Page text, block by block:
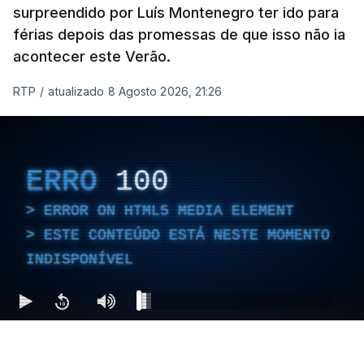
surpreendido por Luís Montenegro ter ido para
férias depois das promessas de que isso não ia
acontecer este Verão.
RTP / atualizado 8 Agosto 2026, 21:26
ERRO 100
ERROR ON HTML5 MEDIA ELEMENT
ESTE CONTEÚDO ESTÁ NESTE MOMENTO
INDISPONÍVEL